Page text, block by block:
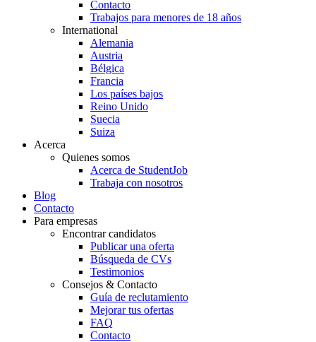
Contacto
Trabajos para menores de 18 años
International
Alemania
Austria
Bélgica
Francia
Los países bajos
Reino Unido
Suecia
Suiza
Acerca
Quienes somos
Acerca de StudentJob
Trabaja con nosotros
Blog
Contacto
Para empresas
Encontrar candidatos
Publicar una oferta
Búsqueda de CVs
Testimonios
Consejos & Contacto
Guía de reclutamiento
Mejorar tus ofertas
FAQ
Contacto